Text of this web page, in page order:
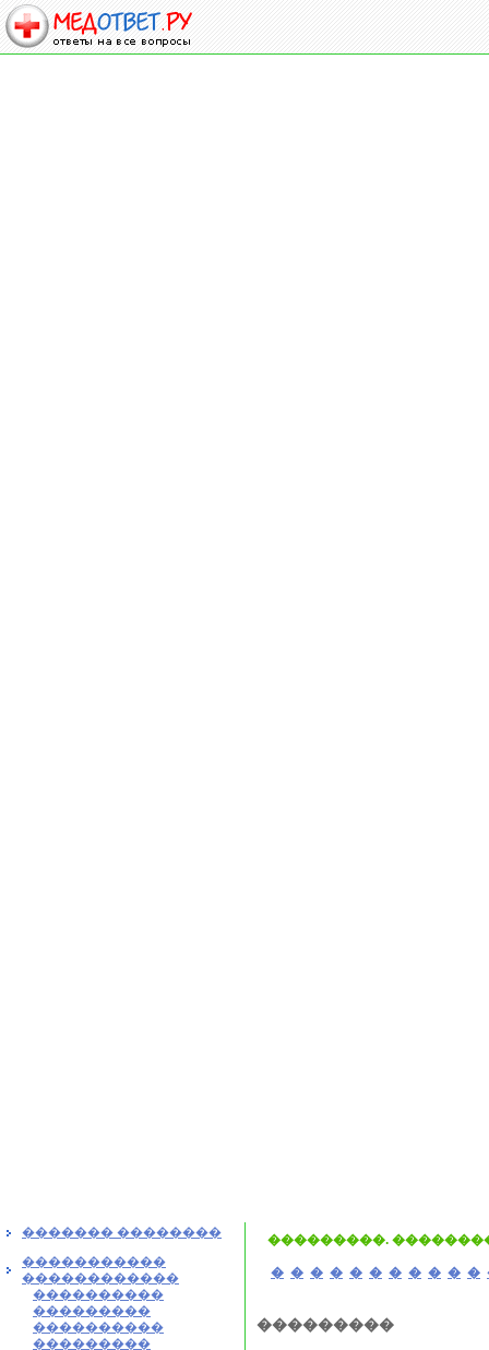
������� ��������
�����������
������������
����������
���������
����������
���������
���������.
� � � � � � � � � � �
���������